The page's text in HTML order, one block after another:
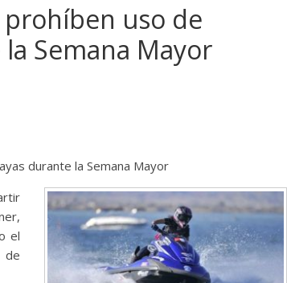
uso de
Semana Mayor
durante la Semana Mayor
el
de